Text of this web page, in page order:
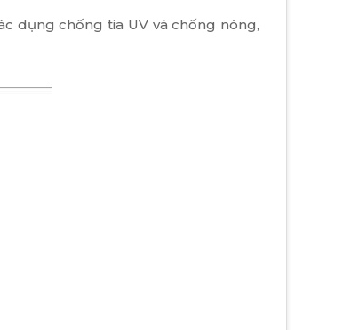
dụng chống tia UV và chống nóng,